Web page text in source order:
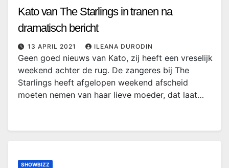
Kato van The Starlings in tranen na
dramatisch bericht
13 APRIL 2021 ILEANA DURODIN
Geen goed nieuws van Kato, zij heeft een vreselijk
weekend achter de rug. De zangeres bij The
Starlings heeft afgelopen weekend afscheid
moeten nemen van haar lieve moeder, dat laat…
SHOWBIZZ